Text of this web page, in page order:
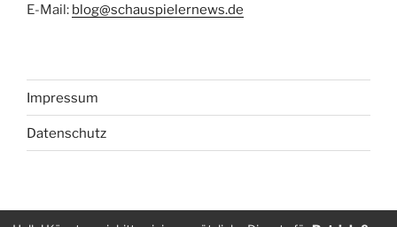
E-Mail: blog@schauspielernews.de
Impressum
Datenschutz